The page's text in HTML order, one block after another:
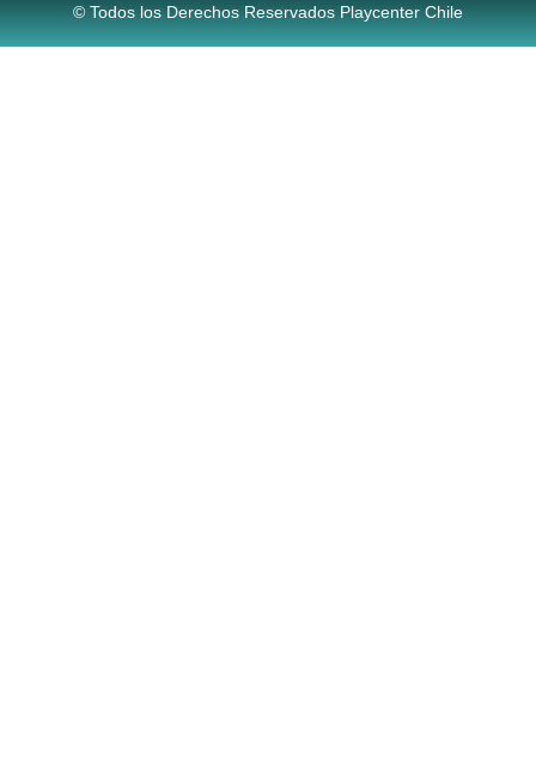
© Todos los Derechos Reservados Playcenter Chile